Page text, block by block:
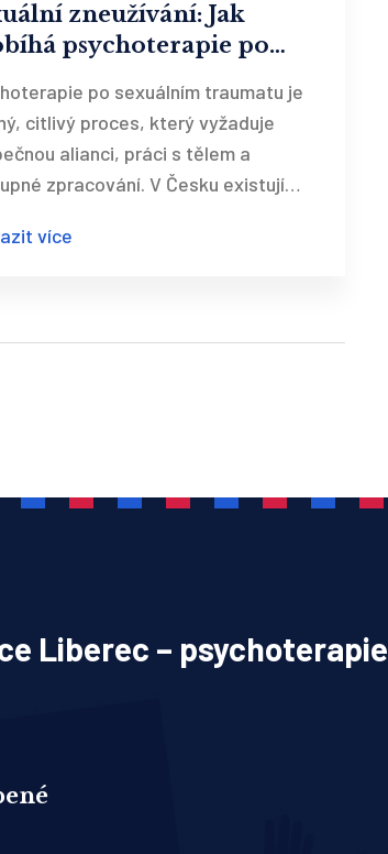
zneužívání: Jak
psychoterapie po
po sexuálním traumatu je
citlivý proces, který vyžaduje
alianci, práci s tělem a
zpracování. V Česku existují
% obětí vyhledá pomoc.
více
Liberec – psychoterapie